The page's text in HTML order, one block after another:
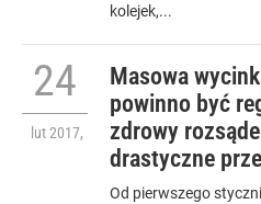
kolejek,...
Masowa
powinno być
zdrowy
drastyczne
24
lut 2017,
Od pierwszego